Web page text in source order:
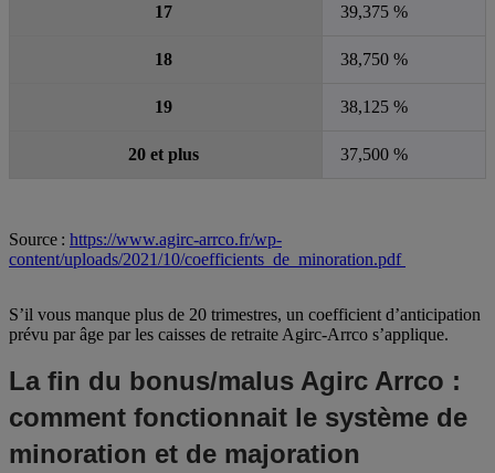
17 39,375 %
18 38,750 %
19 38,125 %
20 et plus 37,500 %
Source : https://www.agirc-arrco.fr/wp-
content/uploads/2021/10/coefficients_de_minoration.pdf
S’il vous manque plus de 20 trimestres, un coefficient d’anticipation
prévu par âge par les caisses de retraite Agirc-Arrco s’applique.
La fin du bonus/malus Agirc Arrco :
comment fonctionnait le système de
minoration et de majoration